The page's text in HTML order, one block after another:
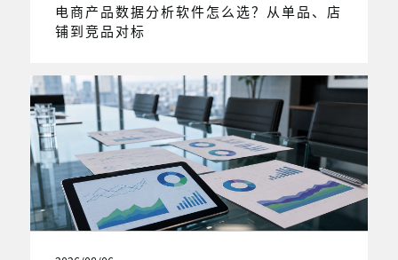
电商产品数据分析软件怎么选？从单品、店
铺到竞品对标